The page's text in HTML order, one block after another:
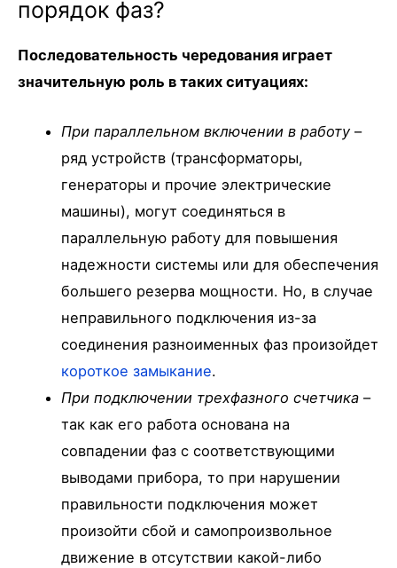
порядок фаз?
Последовательность чередования играет
значительную роль в таких ситуациях:
При параллельном включении в работу –
ряд устройств (трансформаторы,
генераторы и прочие электрические
машины), могут соединяться в
параллельную работу для повышения
надежности системы или для обеспечения
большего резерва мощности. Но, в случае
неправильного подключения из-за
соединения разноименных фаз произойдет
короткое замыкание.
При подключении трехфазного счетчика –
так как его работа основана на
совпадении фаз с соответствующими
выводами прибора, то при нарушении
правильности подключения может
произойти сбой и самопроизвольное
движение в отсутствии какой-либо